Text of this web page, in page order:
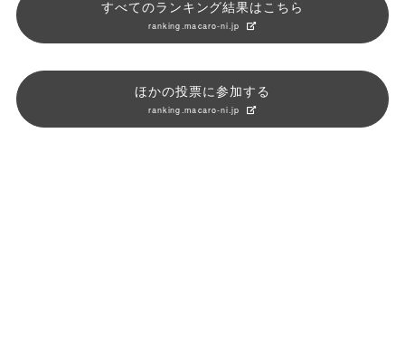
すべてのランキング結果はこちら
ranking.macaro-ni.jp
ほかの投票に参加する
ranking.macaro-ni.jp